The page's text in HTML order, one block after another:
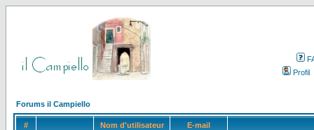
Profil
Forums il Campiello
# Nom d'utilisateur E-mail